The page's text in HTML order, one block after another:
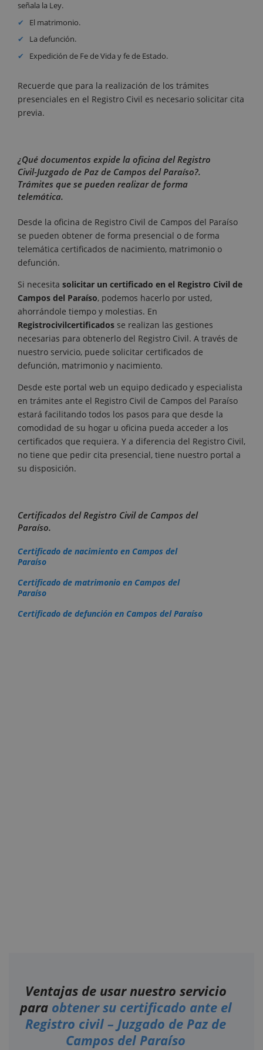
señala la Ley.
El matrimonio.
La defunción.
Expedición de Fe de Vida y fe de Estado.
Recuerde que para la realización de los trámites
presenciales en el Registro Civil es necesario solicitar cita
previa.
¿Qué documentos expide la oficina del Registro
Civil-Juzgado de Paz de Campos del Paraíso?.
Trámites que se pueden realizar de forma
telemática.
Desde la oficina de Registro Civil de Campos del Paraíso
se pueden obtener de forma presencial o de forma
telemática certificados de nacimiento, matrimonio o
defunción.
Si necesita solicitar un certificado en el Registro Civil de
Campos del Paraíso, podemos hacerlo por usted,
ahorrándole tiempo y molestias. En
Registrocivilcertificados se realizan las gestiones
necesarias para obtenerlo del Registro Civil. A través de
nuestro servicio, puede solicitar certificados de
defunción, matrimonio y nacimiento.
Desde este portal web un equipo dedicado y especialista
en trámites ante el Registro Civil de Campos del Paraíso
estará facilitando todos los pasos para que desde la
comodidad de su hogar u oficina pueda acceder a los
certificados que requiera. Y a diferencia del Registro Civil,
no tiene que pedir cita presencial, tiene nuestro portal a
su disposición.
Certificados del Registro Civil de Campos del
Paraíso.
Certificado de nacimiento en Campos del
Paraíso
Certificado de matrimonio en Campos del
Paraíso
Certificado de defunción en Campos del Paraíso
Ventajas de usar nuestro servicio
para obtener su certificado ante el
Registro civil – Juzgado de Paz de
Campos del Paraíso